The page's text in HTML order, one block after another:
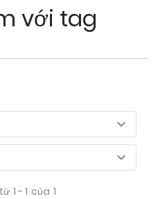
với tag
1 - 1 của 1